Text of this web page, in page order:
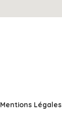
Mentions Légales